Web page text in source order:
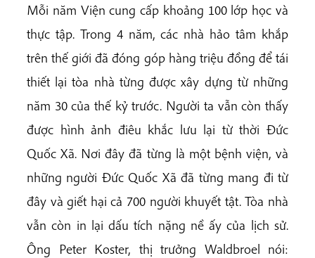
Mỗi năm Viện cung cấp khoảng 100 lớp học và
thực tập. Trong 4 năm, các nhà hảo tâm khắp
trên thế giới đã đóng góp hàng triệu đồng để tái
thiết lại tòa nhà từng được xây dựng từ những
năm 30 của thế kỷ trước. Người ta vẫn còn thấy
được hình ảnh điêu khắc lưu lại từ thời Đức
Quốc Xã. Nơi đây đã từng là một bệnh viện, và
những người Đức Quốc Xã đã từng mang đi từ
đây và giết hại cả 700 người khuyết tật. Tòa nhà
vẫn còn in lại dấu tích nặng nề ấy của lịch sử.
Ông Peter Koster, thị trưởng Waldbroel nói: